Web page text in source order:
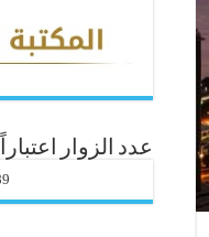
عدد الزوار اعتباراً من 5/